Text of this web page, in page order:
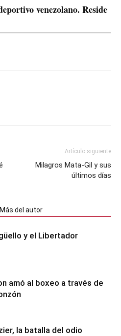
venezolano. Reside
Artículo siguiente
Milagros Mata-Gil y sus
últimos días
Más del autor
y el Libertador
amó al boxeo a través de
la batalla del odio